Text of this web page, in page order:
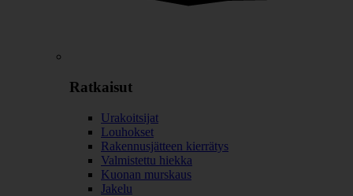
Ratkaisut
Urakoitsijat
Louhokset
Rakennusjätteen kierrätys
Valmistettu hiekka
Kuonan murskaus
Jakelu